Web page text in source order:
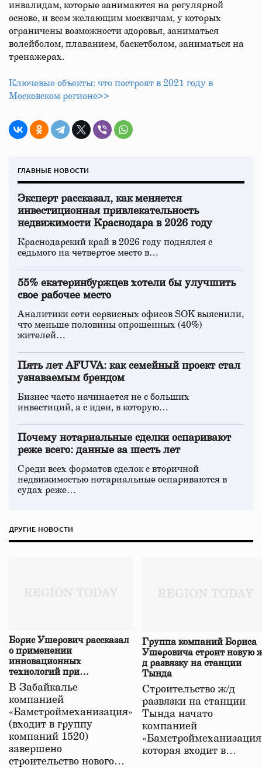
инвалидам, которые занимаются на регулярной
основе, и всем желающим москвичам, у которых
ограничены возможности здоровья, заниматься
волейболом, плаванием, баскетболом, заниматься на
тренажерах.
Ключевые объекты: что построят в 2021 году в
Московском регионе>>
ГЛАВНЫЕ НОВОСТИ
Эксперт рассказал, как меняется
инвестиционная привлекательность
недвижимости Краснодара в 2026 году
Краснодарский край в 2026 году поднялся с
седьмого на четвертое место в…
55% екатеринбуржцев хотели бы улучшить
свое рабочее место
Аналитики сети сервисных офисов SOK выяснили,
что меньше половины опрошенных (40%)
жителей…
Пять лет AFUVA: как семейный проект стал
узнаваемым брендом
Бизнес часто начинается не с больших
инвестиций, а с идеи, в которую…
Почему нотариальные сделки оспаривают
реже всего: данные за шесть лет
Среди всех форматов сделок с вторичной
недвижимостью нотариальные оспариваются в
судах реже…
ДРУГИЕ НОВОСТИ
Борис Ушерович рассказал
о применении
инновационных
технологий при
строительстве нового моста
в Забайкалье
В Забайкалье
компанией
«Бамстроймеханизация»
(входит в группу
компаний 1520)
завершено
строительство нового…
Группа компаний Бориса
Ушеровича строит новую
д развязку на станции
Тында
Строительство ж/д
развязки на станции
Тында начато
компанией
которая входит в…